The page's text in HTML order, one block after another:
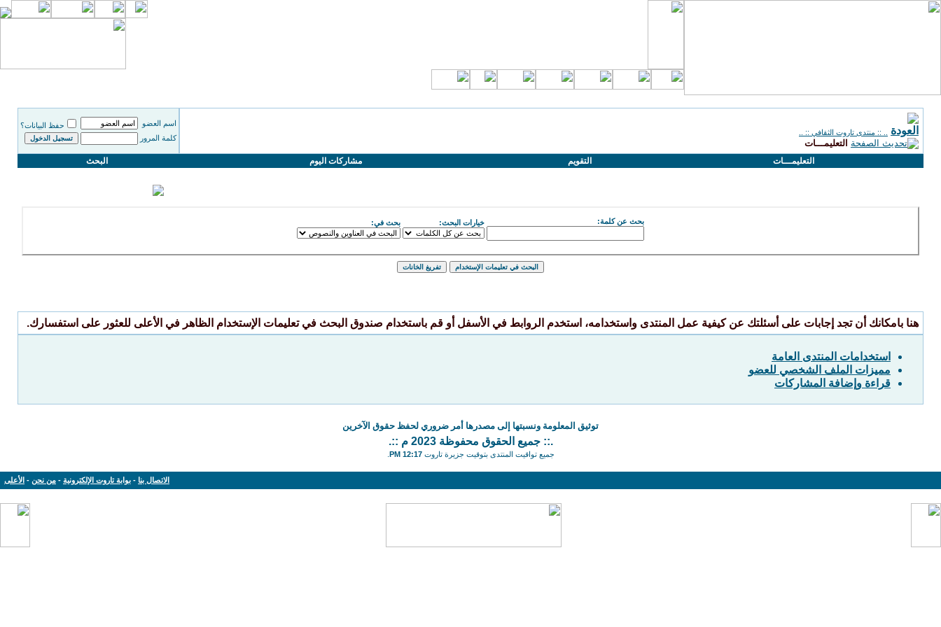
.. :: منتدى تاروت الثقافي :: ..
التعليمـــات
اسم العضو
حفظ البيانات؟
كلمة المرور
التعليمـــات التقويم مشاركات اليوم البحث
بحث عن كلمة: خيارات البحث: بحث في:
هنا بامكانك أن تجد إجابات على أسئلتك عن كيفية عمل المنتدى واستخدامه، استخدم الروابط في الأسفل أو قم باستخدام صندوق البحث في تعليمات الإستخدام الظاهر في الأعلى للعثور على استفسارك.
استخدامات المنتدى العامة
مميزات الملف الشخصي للعضو
قراءة وإضافة المشاركات
توثيق المعلومة ونسبتها إلى مصدرها أمر ضروري لحفظ حقوق الآخرين
.:: جميع الحقوق محفوظة 2023 م ::.
جميع تواقيت المنتدى بتوقيت جزيرة تاروت12:17 PM
الاتصال بنا - بوابة تاروت الإلكترونية - من نحن - الأعلى